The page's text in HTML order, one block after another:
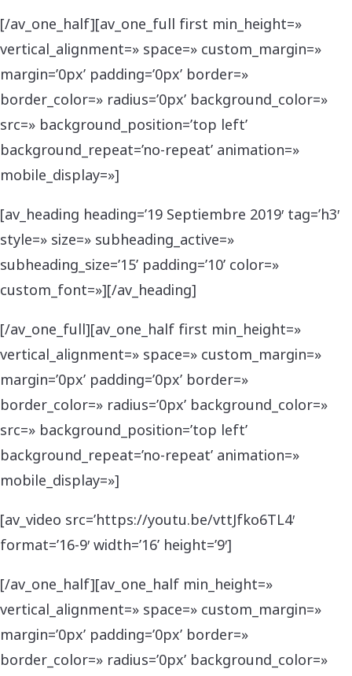
[/av_one_half][av_one_full first min_height=»
vertical_alignment=» space=» custom_margin=»
margin=’0px’ padding=’0px’ border=»
border_color=» radius=’0px’ background_color=»
src=» background_position=’top left’
background_repeat=’no-repeat’ animation=»
mobile_display=»]
[av_heading heading=’19 Septiembre 2019′ tag=’h3′
style=» size=» subheading_active=»
subheading_size=’15’ padding=’10’ color=»
custom_font=»][/av_heading]
[/av_one_full][av_one_half first min_height=»
vertical_alignment=» space=» custom_margin=»
margin=’0px’ padding=’0px’ border=»
border_color=» radius=’0px’ background_color=»
src=» background_position=’top left’
background_repeat=’no-repeat’ animation=»
mobile_display=»]
[av_video src=’https://youtu.be/vttJfko6TL4′
format=’16-9′ width=’16’ height=’9′]
[/av_one_half][av_one_half min_height=»
vertical_alignment=» space=» custom_margin=»
margin=’0px’ padding=’0px’ border=»
border_color=» radius=’0px’ background_color=»